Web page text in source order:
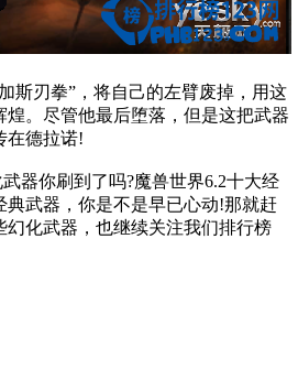
刃拳”，将自己的左臂废掉，用这
。尽管他最后堕落，但是这把武器
在德拉诺!
你刷到了吗?魔兽世界6.2十大经
典武器，你是不是早已心动!那就赶
幻化武器，也继续关注我们排行榜